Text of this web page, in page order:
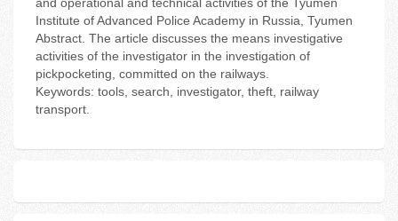
and operational and technical activities of the Tyumen
Institute of Advanced Police Academy in Russia, Tyumen
Abstract. The article discusses the means investigative
activities of the investigator in the investigation of
pickpocketing, committed on the railways.
Keywords: tools, search, investigator, theft, railway
transport.